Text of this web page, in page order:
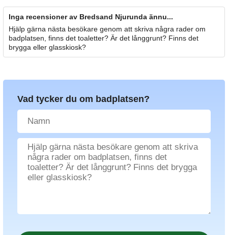
Inga recensioner av Bredsand Njurunda ännu...
Hjälp gärna nästa besökare genom att skriva några rader om
badplatsen, finns det toaletter? Är det långgrunt? Finns det
brygga eller glasskiosk?
Vad tycker du om badplatsen?